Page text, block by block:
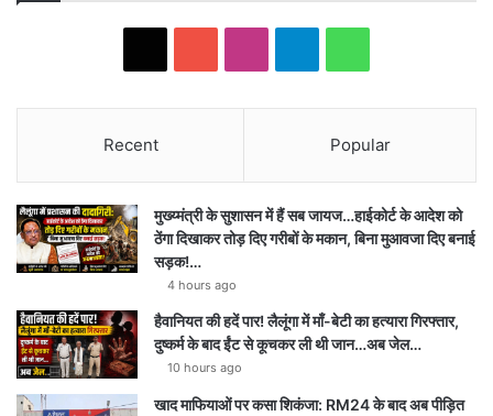
Recent Popular
मुख्य्मंत्री के सुशासन में हैं सब जायज…हाईकोर्ट के आदेश को
ठेंगा दिखाकर तोड़ दिए गरीबों के मकान, बिना मुआवजा दिए बनाई
सड़क!…
4 hours ago
हैवानियत की हदें पार! लैलूंगा में माँ-बेटी का हत्यारा गिरफ्तार,
दुष्कर्म के बाद ईंट से कूचकर ली थी जान…अब जेल…
10 hours ago
खाद माफियाओं पर कसा शिकंजा: RM24 के बाद अब पीड़ित